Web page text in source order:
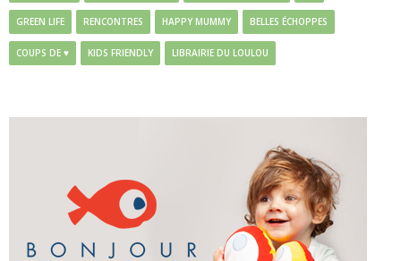
GREEN LIFE RENCONTRES HAPPY MUMMY BELLES ÉCHOPPES
COUPS DE ♥ KIDS FRIENDLY LIBRAIRIE DU LOULOU